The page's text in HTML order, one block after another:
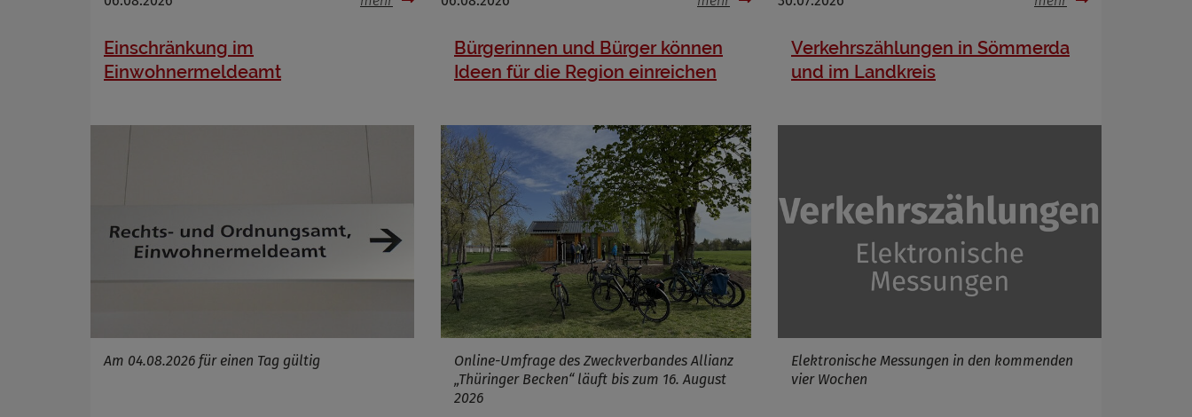
Einschränkung im
Einwohnermeldeamt
Am 04.08.2026 für einen Tag gültig
Bürgerinnen und Bürger können
Ideen für die Region einreichen
Online-Umfrage des Zweckverbandes Allianz
„Thüringer Becken“ läuft bis zum 16. August
2026
Verkehrszählungen in Sömmerda
und im Landkreis
Elektronische Messungen in den kommenden
vier Wochen
Infos schließen